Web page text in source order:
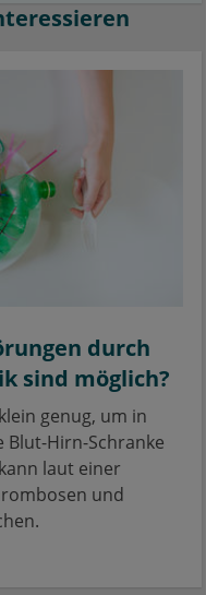
durch
sind möglich?
genug, um in
Blut-Hirn-Schranke
laut einer
und